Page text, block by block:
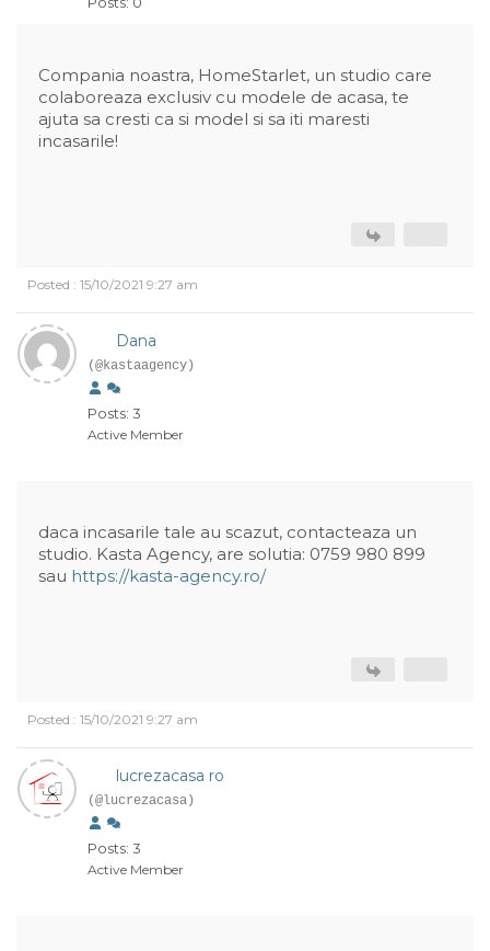
Compania noastra, HomeStarlet, un studio care
colaboreaza exclusiv cu modele de acasa, te
ajuta sa cresti ca si model si sa iti maresti
incasarile!
Posted : 15/10/2021 9:27 am
Dana
(@kastaagency)
Posts: 3
Active Member
daca incasarile tale au scazut, contacteaza un
studio. Kasta Agency, are solutia: 0759 980 899
sau https://kasta-agency.ro/
Posted : 15/10/2021 9:27 am
lucrezacasa ro
(@lucrezacasa)
Posts: 3
Active Member